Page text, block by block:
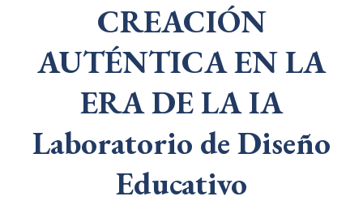
CREACIÓN
AUTÉNTICA EN LA
ERA DE LA IA
Laboratorio de Diseño
Educativo